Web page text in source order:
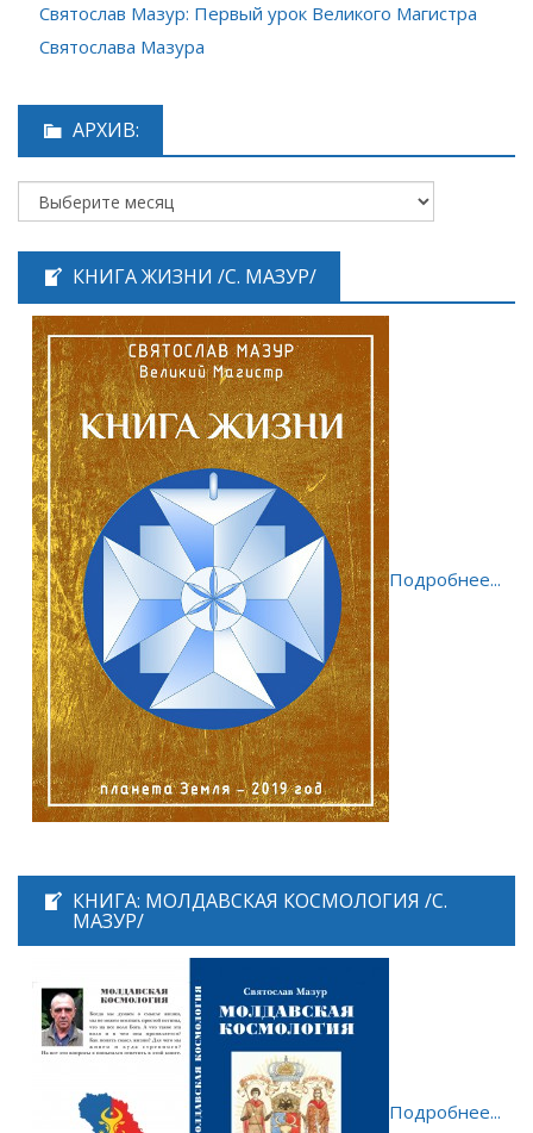
Святослав Мазур: Первый урок Великого Магистра
Святослава Мазура
АРХИВ:
КНИГА ЖИЗНИ /С. МАЗУР/
Подробнее...
КНИГА: МОЛДАВСКАЯ КОСМОЛОГИЯ /С.
МАЗУР/
Подробнее...